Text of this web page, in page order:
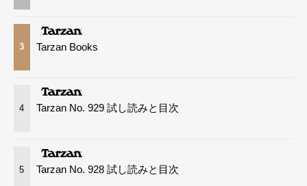
3 Tarzan Books
4 Tarzan No. 929 試し読みと目次
5 Tarzan No. 928 試し読みと目次